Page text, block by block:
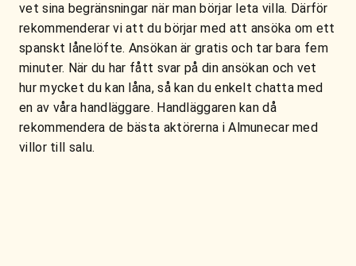
vet sina begränsningar när man börjar leta villa. Därför
rekommenderar vi att du börjar med att ansöka om ett
spanskt lånelöfte. Ansökan är gratis och tar bara fem
minuter. När du har fått svar på din ansökan och vet
hur mycket du kan låna, så kan du enkelt chatta med
en av våra handläggare. Handläggaren kan då
rekommendera de bästa aktörerna i Almunecar med
villor till salu.